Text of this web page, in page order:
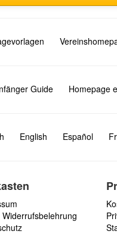
Guide Homepage
English Español
Widerrufsbelehrung